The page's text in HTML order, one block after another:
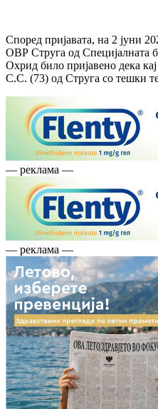
Според пријавата, на 2 јуни
ОВР Струга од Специјалната
Охрид било пријавено дека
С.С. (73) од Струга со тешки
— реклама —
— реклама —